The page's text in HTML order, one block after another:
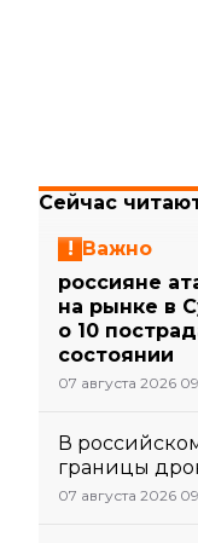
Сейчас
Важно
россияне
на рынке в
о 10
состоянии
07 августа 2026
В
границы
07 августа 2026